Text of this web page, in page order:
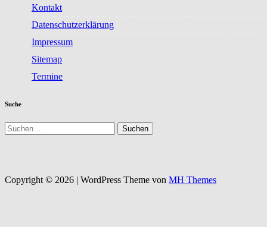
Kontakt
Datenschutzerklärung
Impressum
Sitemap
Termine
Suche
Suchen
nach:
Copyright © 2026 | WordPress Theme von MH Themes